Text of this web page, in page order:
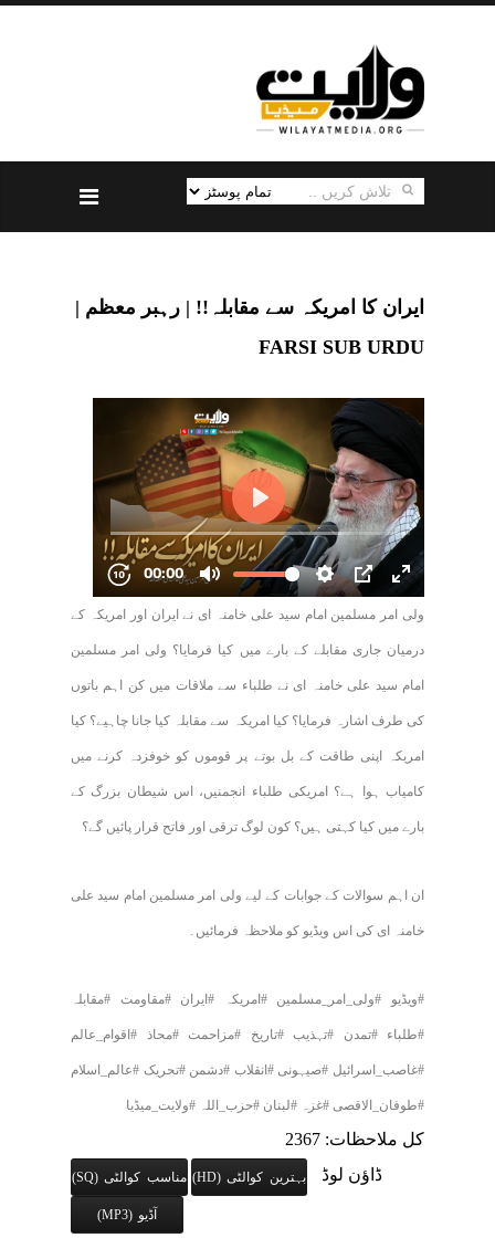
ایران کا امریکہ سے مقابلہ!! | رہبر معظم |
FARSI SUB URDU
ولی امر مسلمین امام سید علی خامنہ ای نے ایران اور امریکہ کے
درمیان جاری مقابلے کے بارے میں کیا فرمایا؟ ولی امر مسلمین
امام سید علی خامنہ ای نے طلباء سے ملاقات میں کن اہم باتوں
کی طرف اشارہ فرمایا؟ کیا امریکہ سے مقابلہ کیا جانا چاہیے؟ کیا
امریکہ اپنی طاقت کے بل بوتے پر قوموں کو خوفزدہ کرنے میں
کامیاب ہوا ہے؟ امریکی طلباء انجمنیں، اس شیطان بزرگ کے
بارے میں کیا کہتی ہیں؟ کون لوگ ترقی اور فاتح قرار پائیں گے؟
ان اہم سوالات کے جوابات کے لیے ولی امر مسلمین امام سید علی
خامنہ ای کی اس ویڈیو کو ملاحظہ فرمائیں۔
#ویڈیو #ولی_امر_مسلمین #امریکہ #ایران #مقاومت #مقابلہ
#طلباء #تمدن #تہذیب #تاریخ #مزاحمت #محاذ #اقوام_عالم
#غاصب_اسرائیل #صیہونی #انقلاب #دشمن #تحریک #عالم_اسلام
#طوفان_الاقصی #غزہ #لبنان #حزب_اللہ #ولایت_میڈیا
کل ملاحظات: 2367
ڈاؤن لوڈ
بہترین کوالٹی (HD) مناسب کوالٹی (SQ)
آڈیو (MP3)